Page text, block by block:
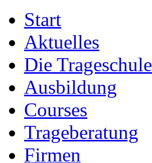
Start
Aktuelles
Die Trageschule
Ausbildung
Courses
Trageberatung
Firmen